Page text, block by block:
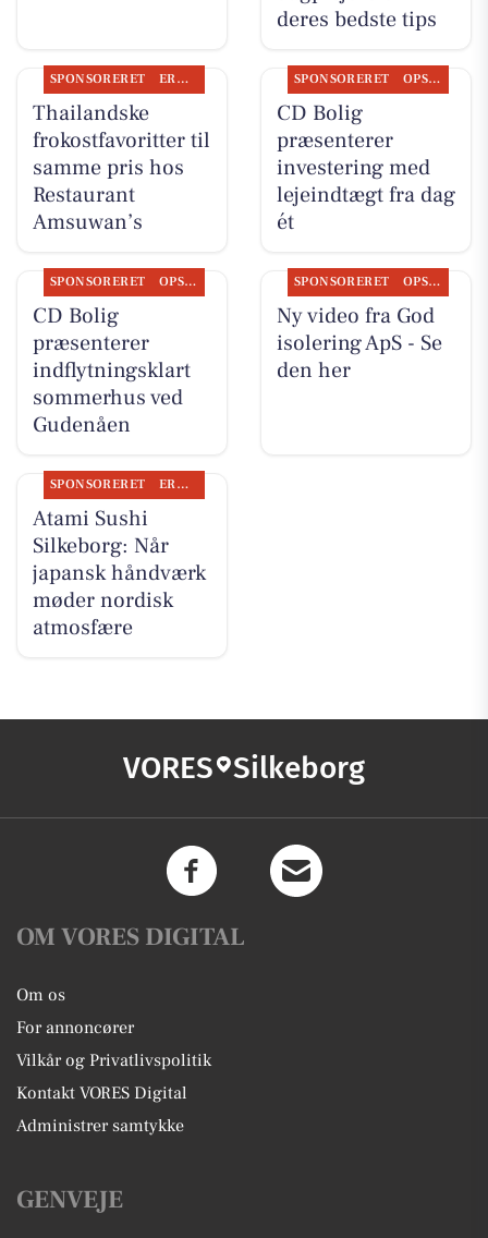
deres bedste tips
SPONSORERET ERHVERV
Thailandske
frokostfavoritter til
samme pris hos
Restaurant
Amsuwan’s
SPONSORERET OPSLAGSTAVLEN
CD Bolig
præsenterer
investering med
lejeindtægt fra dag
ét
SPONSORERET OPSLAGSTAVLEN
CD Bolig
præsenterer
indflytningsklart
sommerhus ved
Gudenåen
SPONSORERET OPSLAGSTAVLEN
Ny video fra God
isolering ApS - Se
den her
SPONSORERET ERHVERV
Atami Sushi
Silkeborg: Når
japansk håndværk
møder nordisk
atmosfære
VORES Silkeborg
OM VORES DIGITAL
Om os
For annoncører
Vilkår og Privatlivspolitik
Kontakt VORES Digital
Administrer samtykke
GENVEJE